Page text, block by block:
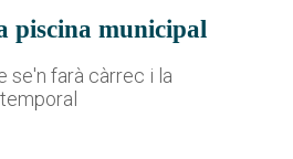
piscina municipal
se'n farà càrrec i la